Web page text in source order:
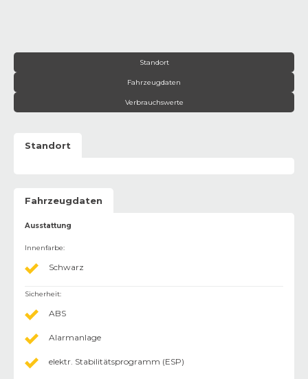
Standort
Fahrzeugdaten
Verbrauchswerte
Standort
Fahrzeugdaten
Ausstattung
Innenfarbe:
Schwarz
Sicherheit:
ABS
Alarmanlage
elektr. Stabilitätsprogramm (ESP)